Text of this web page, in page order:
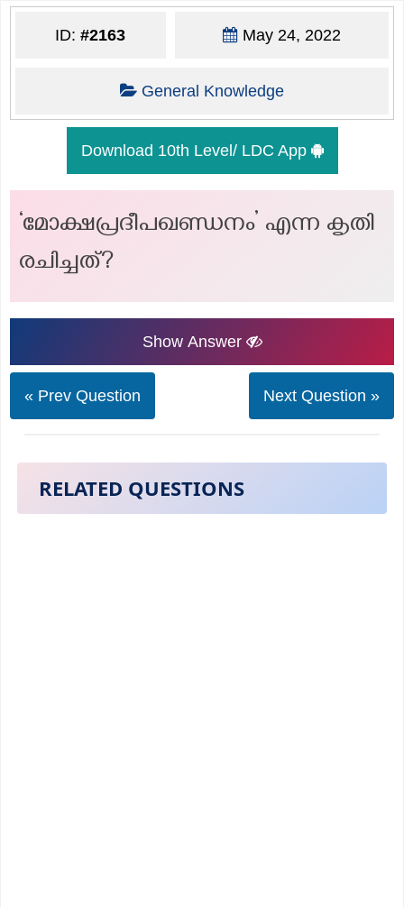
ID:#2163 May 24, 2022
General Knowledge
Download 10th Level/ LDC App
‘മോക്ഷപ്രദീപഖണ്ഡനം’ എന്ന കൃതി
രചിച്ചത്?
Show Answer
« Prev Question Next Question »
RELATED QUESTIONS